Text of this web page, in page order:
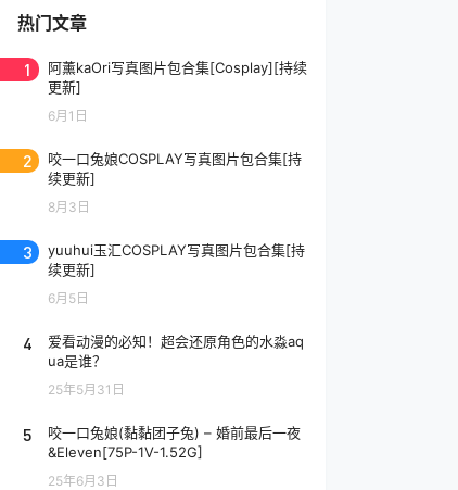
热门文章
1
阿薰kaOri写真图片包合集[Cosplay][持续
更新]
6月1日
2
咬一口兔娘COSPLAY写真图片包合集[持
续更新]
8月3日
3
yuuhui玉汇COSPLAY写真图片包合集[持
续更新]
6月5日
4
爱看动漫的必知！超会还原角色的水淼aq
ua是谁？
25年5月31日
5
咬一口兔娘(黏黏团子兔) – 婚前最后一夜
&Eleven[75P-1V-1.52G]
25年6月3日